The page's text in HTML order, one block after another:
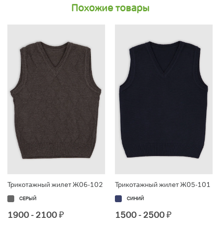
Похожие товары
Трикотажный жилет Ж06-102
СЕРЫЙ
1900 - 2100₽
Трикотажный жилет Ж05-101
СИНИЙ
1500 - 2500₽